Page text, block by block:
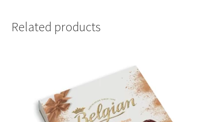
Prirodni proizvodi
Product page
Related products